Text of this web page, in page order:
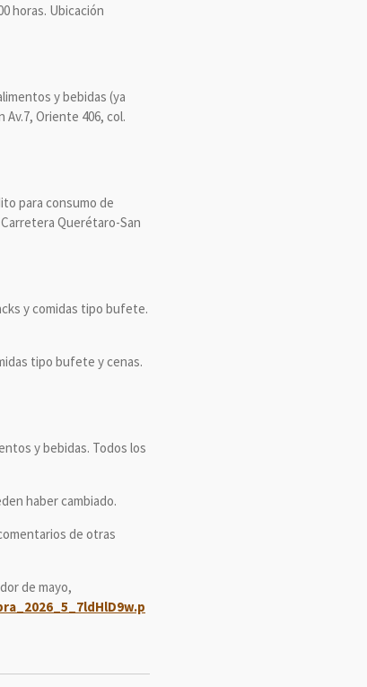
horas. Ubicación
y bebidas (ya
Oriente 406, col.
para consumo de
Querétaro-San
y comidas tipo bufete.
tipo bufete y cenas.
y bebidas. Todos los
haber cambiado.
de otras
de mayo,